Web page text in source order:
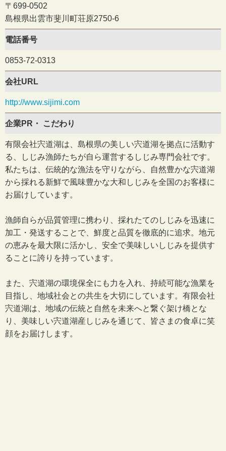
〒699-0502
島根県出雲市斐川町荘原2750-6
電話番号
0853-72-0313
会社URL
http://www.sijimi.com
企業PR・ こだわり
有限会社宍道湖は、島根県の美しい宍道湖を拠点に活動す
る、しじみ漁師たちが自ら運営するしじみ専門会社です。
私たちは、伝統的な漁法を守りながら、自然豊かな宍道湖
から採れる新鮮で風味豊かな大和しじみを全国のお客様に
お届けしています。
漁師自らが品質管理に携わり、採れたてのしじみを迅速に
加工・発送することで、鮮度と品質を徹底的に追求。地元
の恵みを最大限に活かし、安全で美味しいしじみを提供す
ることに誇りを持っています。
また、宍道湖の環境保全にも力を入れ、持続可能な漁業を
目指し、地域社会との共生を大切にしています。有限会社
宍道湖は、地域の伝統と自然を未来へと繋ぐ架け橋とな
り、美味しい宍道湖産しじみを通じて、皆さまの食卓に笑
顔をお届けします。